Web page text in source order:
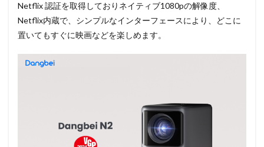
Netflix 認証を取得しておりネイティブ1080pの解像度、
Netflix内蔵で、 シンプルなインターフェースにより、
どこに
置いてもすぐに映画などを楽しめます。